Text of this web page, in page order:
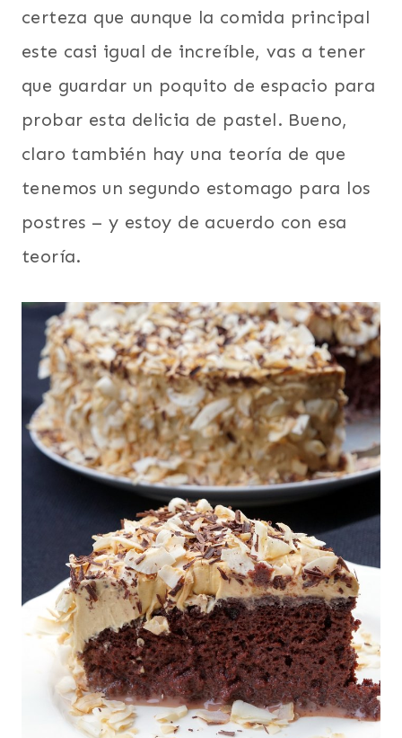
certeza que aunque la comida principal
este casi igual de increíble, vas a tener
que guardar un poquito de espacio para
probar esta delicia de pastel. Bueno,
claro también hay una teoría de que
tenemos un segundo estomago para los
postres – y estoy de acuerdo con esa
teoría.